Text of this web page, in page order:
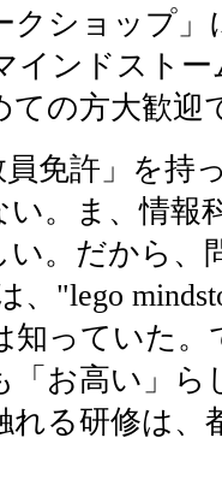
クショップ
インドスト
ての方大歓迎
免許」を持
。ま、情報
。だから、
、"lego
知っていた。
「お高い」ら
れる研修は、